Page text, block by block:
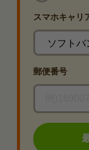
スマホキャリ
郵便番号